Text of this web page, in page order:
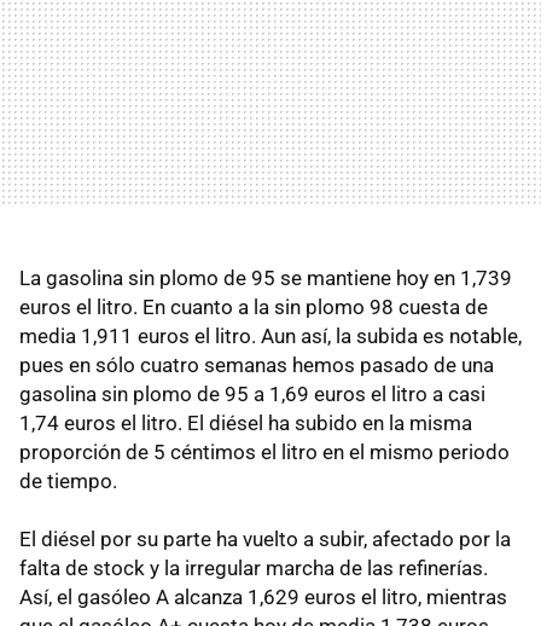
La gasolina sin plomo de 95 se mantiene hoy en 1,739
euros el litro. En cuanto a la sin plomo 98 cuesta de
media 1,911 euros el litro. Aun así, la subida es notable,
pues en sólo cuatro semanas hemos pasado de una
gasolina sin plomo de 95 a 1,69 euros el litro a casi
1,74 euros el litro. El diésel ha subido en la misma
proporción de 5 céntimos el litro en el mismo periodo
de tiempo.
El diésel por su parte ha vuelto a subir, afectado por la
falta de stock y la irregular marcha de las refinerías.
Así, el gasóleo A alcanza 1,629 euros el litro, mientras